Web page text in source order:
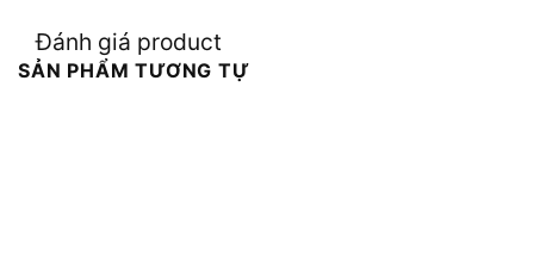
Đánh giá product
SẢN PHẨM TƯƠNG TỰ